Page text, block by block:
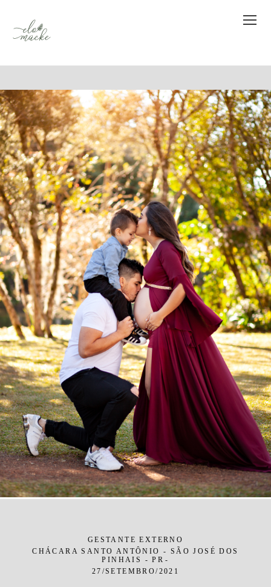
GESTANTE EXTERNO
CHÁCARA SANTO ANTÔNIO - SÃO JOSÉ DOS
PINHAIS - PR
27/SETEMBRO/2021